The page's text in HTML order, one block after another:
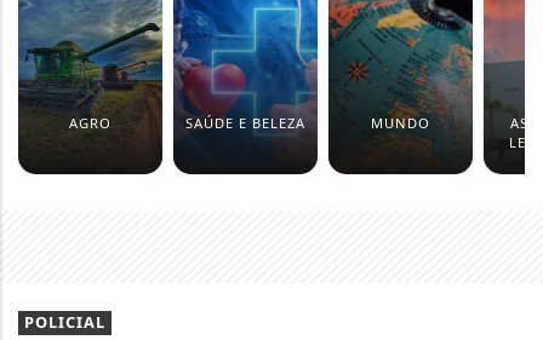
AGRO SAÚDE E BELEZA MUNDO
POLICIAL